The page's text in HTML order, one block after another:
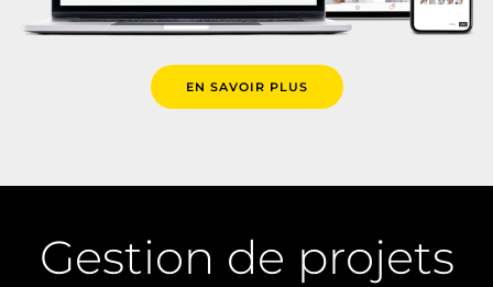
EN SAVOIR PLUS
Gestion de projets